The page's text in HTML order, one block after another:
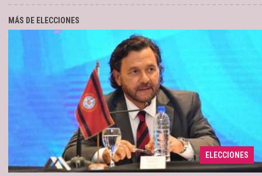
MÁS DE ELECCIONES
ELECCIONES
25/01/2025 Por Decreto provincial N°29 se dispuso el
cambio de fecha